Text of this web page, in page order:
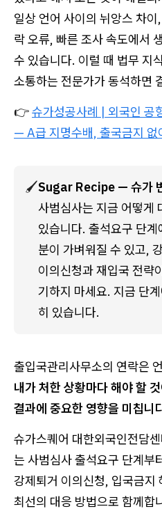
일상 언어 사이의 뉘앙스 차
락 오류, 빠른 조사 속도에서
수 있습니다. 이럴 때 법무 지
소통하는 전문가가 동석하면
👉슈가성공사례 | 외국인 공
— A급 지명수배, 출국금지 없
🖌️Sugar Recipe — 슈가
사범심사는 지금 어떻게
있습니다. 출석요구 단
분이 가벼워질 수 있고,
이의신청과 재입국 전략
기하지 마세요. 지금 단
히 있습니다.
출입국관리사무소의 연락은
내가 처한 상황마다 해야 할
결과에 중요한 영향을 미칩니
슈가스퀘어 대한외국인전
는 사범심사 출석요구 단계부
강제퇴거 이의신청, 입국금
최선의 대응 방법으로 함께합